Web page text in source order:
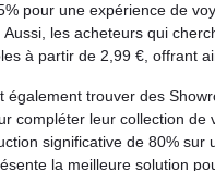
pour une expérience de
les acheteurs qui
à partir de 2,99 €, offrant
également trouver des
compléter leur collection
significative de 80%
la meilleure solution